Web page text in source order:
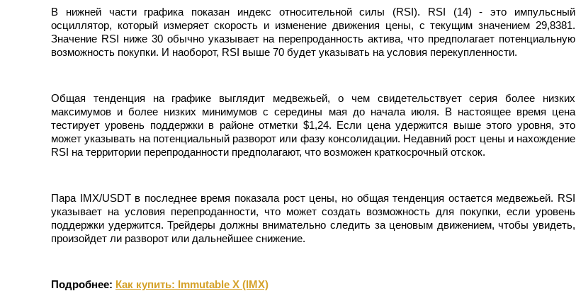
Торговые стратегии
В нижней части графика показан индекс относительной силы (RSI). RSI (14) - это импульсный
осциллятор, который измеряет скорость и изменение движения цены, с текущим значением 29,8381.
Значение RSI ниже 30 обычно указывает на перепроданность актива, что предполагает потенциальную
возможность покупки. И наоборот, RSI выше 70 будет указывать на условия перекупленности.
Общая тенденция на графике выглядит медвежьей, о чем свидетельствует серия более низких
максимумов и более низких минимумов с середины мая до начала июля. В настоящее время цена
тестирует уровень поддержки в районе отметки $1,24. Если цена удержится выше этого уровня, это
может указывать на потенциальный разворот или фазу консолидации. Недавний рост цены и нахождение
RSI на территории перепроданности предполагают, что возможен краткосрочный отскок.
Пара IMX/USDT в последнее время показала рост цены, но общая тенденция остается медвежьей. RSI
указывает на условия перепроданности, что может создать возможность для покупки, если уровень
поддержки удержится. Трейдеры должны внимательно следить за ценовым движением, чтобы увидеть,
произойдет ли разворот или дальнейшее снижение.
Подробнее: Как купить: Immutable X (IMX)